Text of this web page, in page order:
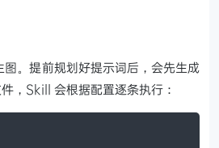
。提前规划好提示词后，会先生成
，Skill 会根据配置逐条执行：